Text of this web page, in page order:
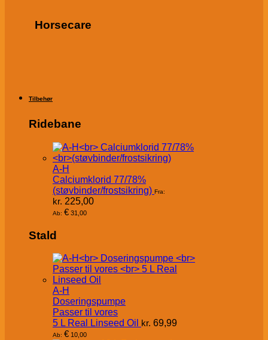
Horsecare
Tilbehør
Ridebane
A-H
Calciumklorid 77/78%
(støvbinder/frostsikring) Fra:
kr. 225,00
Ab: € 31,00
Stald
A-H
Doseringspumpe
Passer til vores
5 L Real Linseed Oil kr. 69,99
Ab: € 10,00